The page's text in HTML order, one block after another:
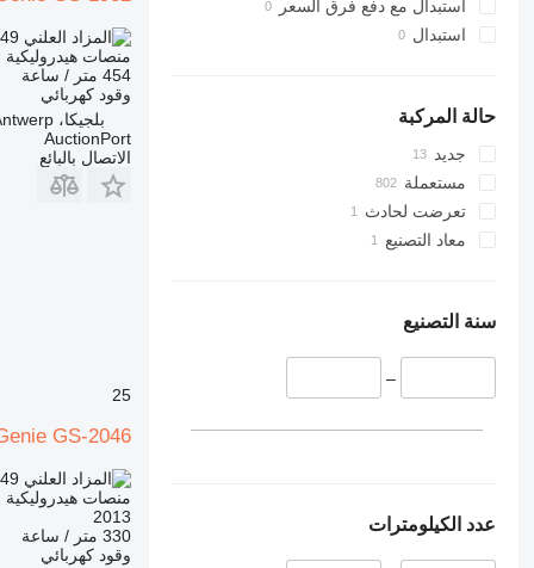
Pecolift
استبدال مع دفع فرق السعر
استبدال
حالة المركبة
جديد
مستعملة
تعرضت لحادث
معاد التصنيع
سنة التصنيع
–
عدد الكيلومترات
منصات هيدروليكية
454 متر / ساعة
وقود كهربائي
بلجيكا، Antwerp
AuctionPort
الاتصال بالبائع
25
GS-2046
منصات هيدروليكية
2013
330 متر / ساعة
وقود كهربائي